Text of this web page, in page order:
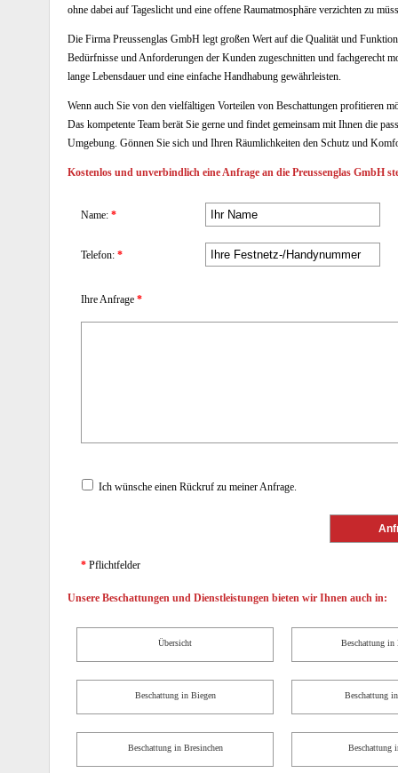
ohne dabei auf Tageslicht und eine offene Raumatmosphäre verzichten zu
Die Firma Preussenglas GmbH legt großen Wert auf die Qualität und
Bedürfnisse und Anforderungen der Kunden zugeschnitten und fachgerecht
lange Lebensdauer und eine einfache Handhabung gewährleisten.
Wenn auch Sie von den vielfältigen Vorteilen von Beschattungen profitieren
Das kompetente Team berät Sie gerne und findet gemeinsam mit Ihnen die
Umgebung. Gönnen Sie sich und Ihren Räumlichkeiten den Schutz und
Kostenlos und unverbindlich eine Anfrage an die Preussenglas GmbH
Name: *
Telefon: *
Ihre Anfrage *
Ich wünsche einen Rückruf zu meiner Anfrage.
* Pflichtfelder
Unsere Beschattungen und Dienstleistungen bieten wir Ihnen auch in:
Übersicht Beschattung in
Beschattung in Biegen Beschattung
Beschattung in Bresinchen Beschattung